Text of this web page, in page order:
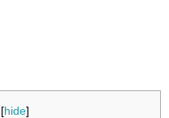
[hide]